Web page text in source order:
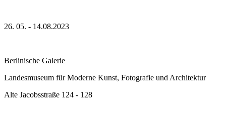
26. 05. - 14.08.2023
Berlinische Galerie
Landesmuseum für Moderne Kunst, Fotografie und Architektur
Alte Jacobsstraße 124 - 128